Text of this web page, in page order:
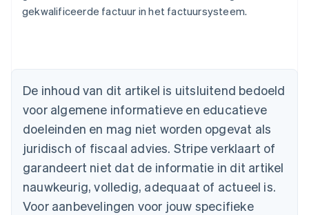
gekwalificeerde factuur in het factuursysteem.
De inhoud van dit artikel is uitsluitend bedoeld
voor algemene informatieve en educatieve
doeleinden en mag niet worden opgevat als
juridisch of fiscaal advies. Stripe verklaart of
garandeert niet dat de informatie in dit artikel
nauwkeurig, volledig, adequaat of actueel is.
Voor aanbevelingen voor jouw specifieke
België
Brazilië
PortuguêsEnglish
Bulgarije
English
Canada
English Français
Cyprus
English
Denemarken